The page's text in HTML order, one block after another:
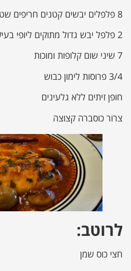
8 פלפלים יבשים קטנים חריפים שטופים היטב
2 פלפל יבש גדול מתוקים ליופי בעיקר
7 שיני שום קלופות ומוכות
3/4 פרוסות לימון כבוש
חופן זיתים ללא גלעינים
צרור כוסברה קצוצה
לרוטב:
חצי כוס שמן